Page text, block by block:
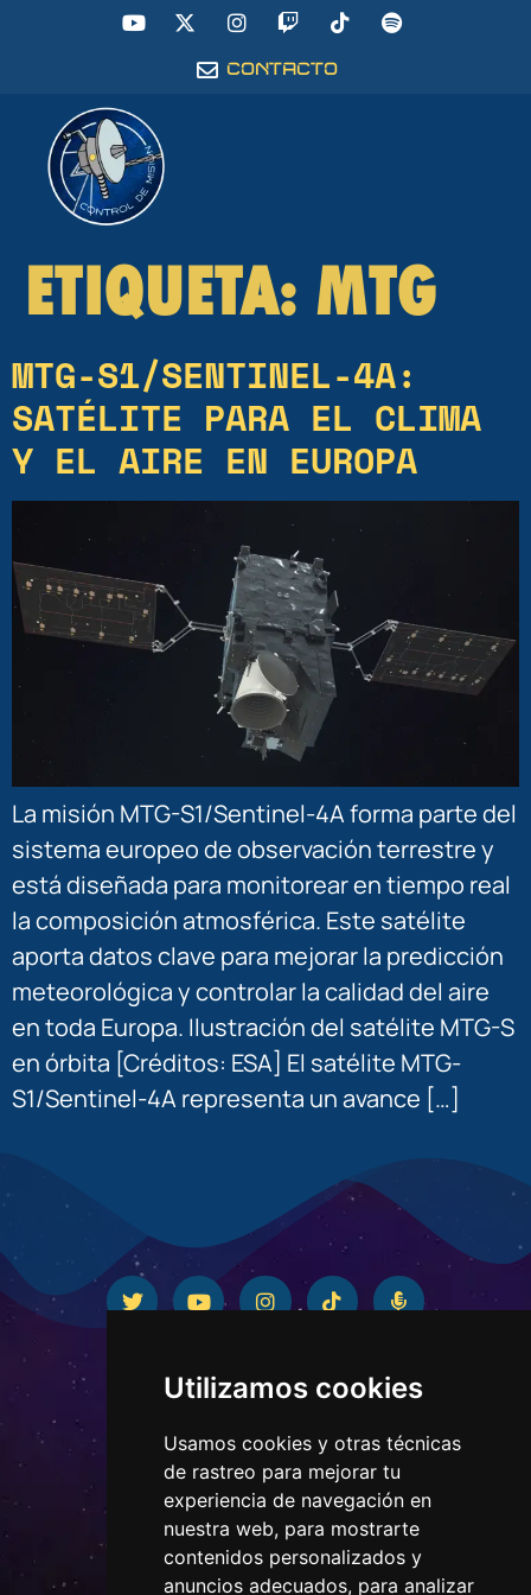
Utilizamos cookies
Usamos cookies y otras técnicas
de rastreo para mejorar tu
experiencia de navegación en
nuestra web, para mostrarte
contenidos personalizados y
anuncios adecuados, para analizar
CONTACTO
ETIQUETA: MTG
MTG-S1/SENTINEL-4A:
SATÉLITE PARA EL CLIMA
Y EL AIRE EN EUROPA
La misión MTG-S1/Sentinel-4A forma parte del
sistema europeo de observación terrestre y
está diseñada para monitorear en tiempo real
la composición atmosférica. Este satélite
aporta datos clave para mejorar la predicción
meteorológica y controlar la calidad del aire
en toda Europa. Ilustración del satélite MTG-S
en órbita [Créditos: ESA] El satélite MTG-
S1/Sentinel-4A representa un avance […]